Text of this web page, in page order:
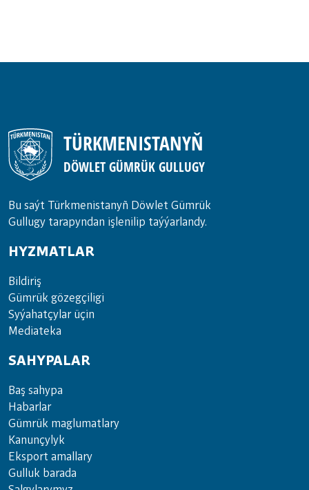
TÜRKMENISTANYŇ
DÖWLET GÜMRÜK GULLUGY
Bu saýt Türkmenistanyñ Döwlet Gümrük
Gullugy tarapyndan işlenilip taýýarlandy.
HYZMATLAR
Bil­di­riş
Güm­rük gö­zeg­çi­li­gi
Sy­ýa­hat­çy­lar ü­çin
Media­teka
SAHYPALAR
Baş sahypa
Habarlar
Gümrük maglumatlary
Kanunçylyk
Eksport amallary
Gulluk barada